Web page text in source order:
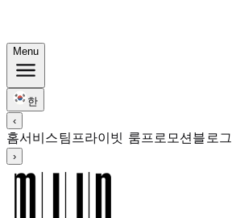
Menu
한
‹
홈서비스팀프라이빗 룸프로모션블로그
›